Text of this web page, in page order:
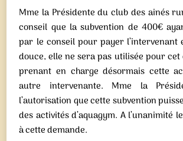
Mme la Présidente du club des ainés
conseil que la subvention de 400€
par le conseil pour payer l’intervenant
douce, elle ne sera pas utilisée pour cet
prenant en charge désormais cette
autre intervenante. Mme la
l’autorisation que cette subvention
des activités d’aquagym. A l’unanimité
à cette demande.